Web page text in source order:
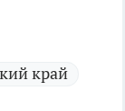
край